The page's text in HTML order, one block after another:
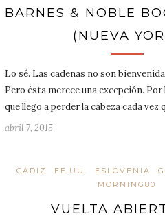
BARNES & NOBLE
(NUEVA
Lo sé. Las cadenas no son
Pero ésta merece una excepción.
que llego a perder la cabeza cada vez
abril 7, 2015
CÁDIZ EE.UU. ESLOVENIA
MORNING80
VUELTA